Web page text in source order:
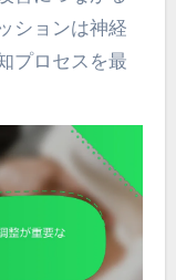
ションは神経
プロセスを最